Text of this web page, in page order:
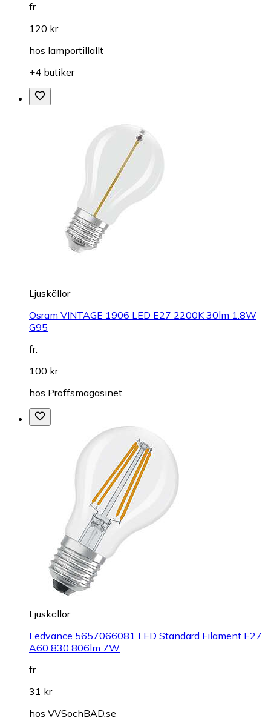
fr.
120 kr
hos lamportillallt
+4 butiker
Ljuskällor
Osram VINTAGE 1906 LED E27 2200K 30lm 1.8W
G95
fr.
100 kr
hos Proffsmagasinet
Ljuskällor
Ledvance 5657066081 LED Standard Filament E27
A60 830 806lm 7W
fr.
31 kr
hos VVSochBAD.se